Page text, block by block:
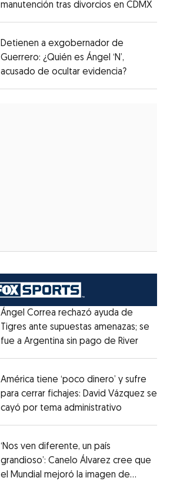
manutención tras divorcios en CDMX
Detienen a exgobernador de
Guerrero: ¿Quién es Ángel ‘N’,
acusado de ocultar evidencia?
Ángel Correa rechazó ayuda de
Tigres ante supuestas amenazas; se
fue a Argentina sin pago de RiverOpens
América tiene ‘poco dinero’ y sufre
para cerrar fichajes: David Vázquez se
cayó por tema administrativo
‘Nos ven diferente, un país
grandioso’: Canelo Álvarez cree que
el Mundial mejoró la imagen de